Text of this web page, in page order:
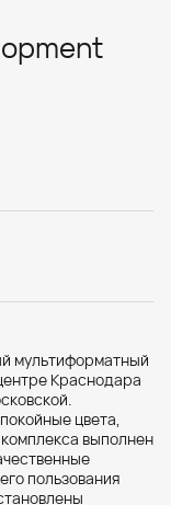
мультиформатный
Краснодара
цвета,
выполнен
пользования